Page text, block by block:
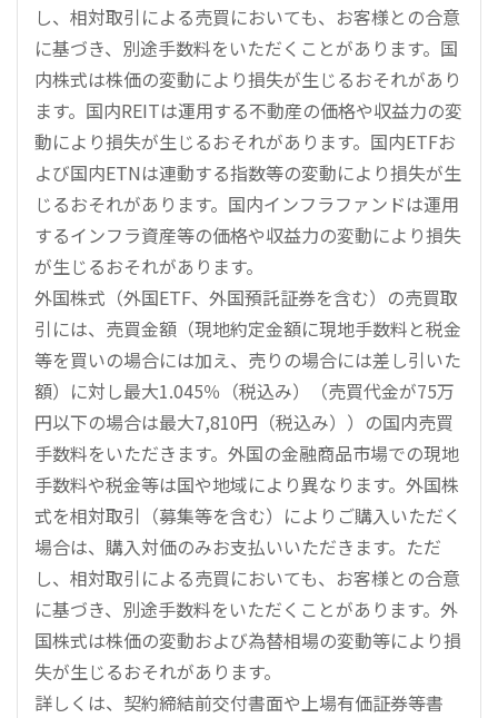
し、相対取引による売買においても、お客様との合意
に基づき、別途手数料をいただくことがあります。国
内株式は株価の変動により損失が生じるおそれがあり
ます。国内REITは運用する不動産の価格や収益力の変
動により損失が生じるおそれがあります。国内ETFお
よび国内ETNは連動する指数等の変動により損失が生
じるおそれがあります。国内インフラファンドは運用
するインフラ資産等の価格や収益力の変動により損失
が生じるおそれがあります。
外国株式（外国ETF、外国預託証券を含む）の売買取
引には、売買金額（現地約定金額に現地手数料と税金
等を買いの場合には加え、売りの場合には差し引いた
額）に対し最大1.045％（税込み）（売買代金が75万
円以下の場合は最大7,810円（税込み））の国内売買
手数料をいただきます。外国の金融商品市場での現地
手数料や税金等は国や地域により異なります。外国株
式を相対取引（募集等を含む）によりご購入いただく
場合は、購入対価のみお支払いいただきます。ただ
し、相対取引による売買においても、お客様との合意
に基づき、別途手数料をいただくことがあります。外
国株式は株価の変動および為替相場の変動等により損
失が生じるおそれがあります。
詳しくは、契約締結前交付書面や上場有価証券等書